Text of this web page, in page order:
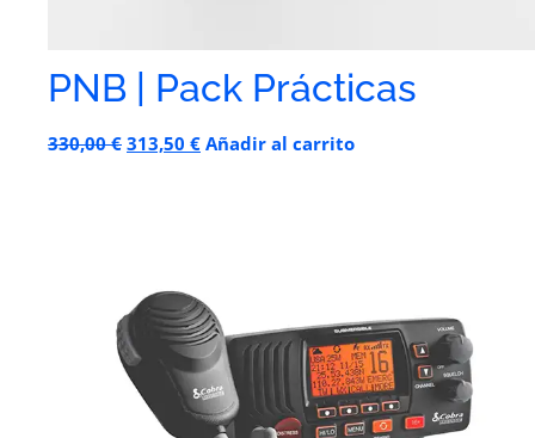
PNB | Pack Prácticas
330,00€ 313,50 € Añadir al carrito